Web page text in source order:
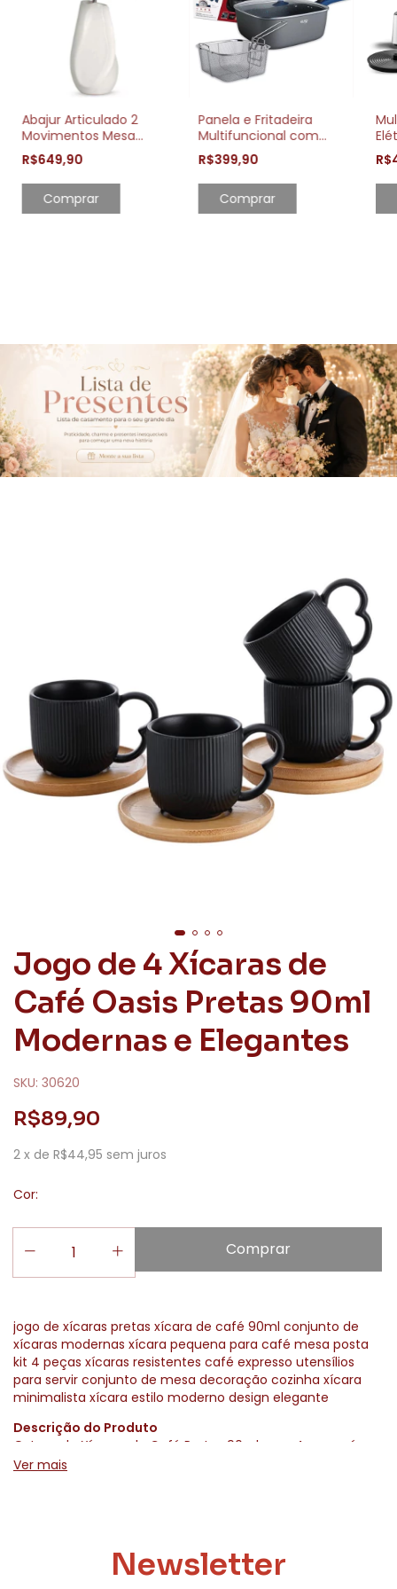
Abajur Articulado 2
Movimentos Mesa
Escritório Estudo
Leitura
R$649,90
Panela e Fritadeira
Multifuncional com
Cesto 4L Smart Click
R$399,90
Jogo de 4 Xícaras de
Café Oasis Pretas 90ml
Modernas e Elegantes
SKU: 30620
R$89,90
2 x de R$44,95 sem juros
Cor:
jogo de xícaras pretas xícara de café 90ml conjunto de
xícaras modernas xícara pequena para café mesa posta
kit 4 peças xícaras resistentes café expresso utensílios
para servir conjunto de mesa decoração cozinha xícara
minimalista xícara estilo moderno design elegante
Descrição do Produto
O Jogo de Xícaras de Café Pretas 90ml com 4 peças é
perfeito para quem busca estilo e funcionalidade na mesa
diário, garantindo praticidade e beleza no seu ritual de
Ver mais
Newsletter